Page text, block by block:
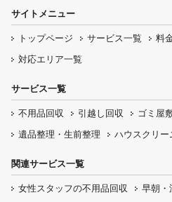
サイトメニュー
トップページ サービス一覧 料
対応エリア一覧
サービス一覧
不用品回収 引越し回収
ゴミ屋
遺品整理・生前整理
ハウスクリー
関連サービス一覧
女性スタッフの不用品回収 早朝・